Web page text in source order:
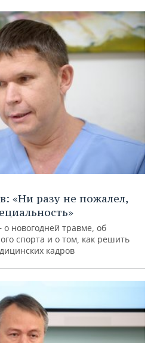
«Ни разу не пожалел,
новогодней травме, об
спорта и о том, как решить
кадров